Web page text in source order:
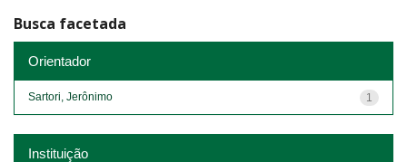
Busca facetada
Orientador
1
Sartori, Jerônimo
Instituição